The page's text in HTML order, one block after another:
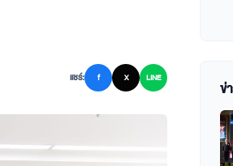
แชร์: f X LINE
ข่